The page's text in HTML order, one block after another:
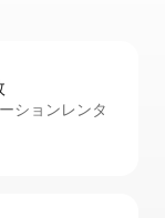
ションレンタ